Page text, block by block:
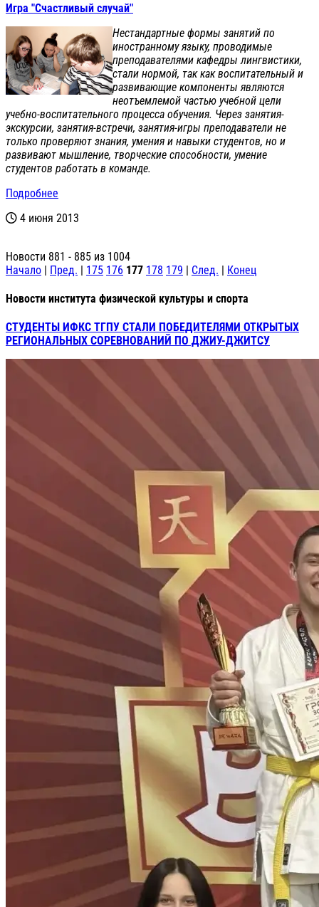
Игра "Счастливый случай"
Нестандартные формы занятий по
иностранному языку, проводимые
преподавателями кафедры лингвистики,
стали нормой, так как воспитательный и
развивающие компоненты являются
неотъемлемой частью учебной цели
учебно-воспитательного процесса обучения. Через занятия-
экскурсии, занятия-встречи, занятия-игры преподаватели не
только проверяют знания, умения и навыки студентов, но и
развивают мышление, творческие способности, умение
студентов работать в команде.
Подробнее
4 июня 2013
Новости 881 - 885 из 1004
Начало | Пред. | 175 176 177 178 179 | След. | Конец
Новости института физической культуры и спорта
СТУДЕНТЫ ИФКС ТГПУ СТАЛИ ПОБЕДИТЕЛЯМИ ОТКРЫТЫХ
РЕГИОНАЛЬНЫХ СОРЕВНОВАНИЙ ПО ДЖИУ-ДЖИТСУ